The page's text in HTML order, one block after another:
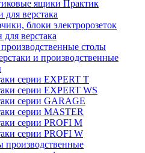
ящики Практик
для верстака
блоки электророзеток
для верстака
столы
и производственные
серии EXPERT T
серии EXPERT WS
серии GARAGE
серии MASTER
серии PROFI M
серии PROFI W
производственные